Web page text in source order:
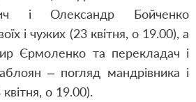
і Олександр Бойченко
і чужих (23 квітня, о 19.00), а
Єрмоленко та перекладач і
– погляд мандрівника і
о 19.00).